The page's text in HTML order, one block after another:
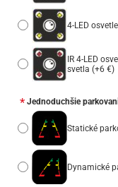
4-LED
IR 4-LED
svetla (+6 €)
Jednoduchšie
Statické
Dynamické